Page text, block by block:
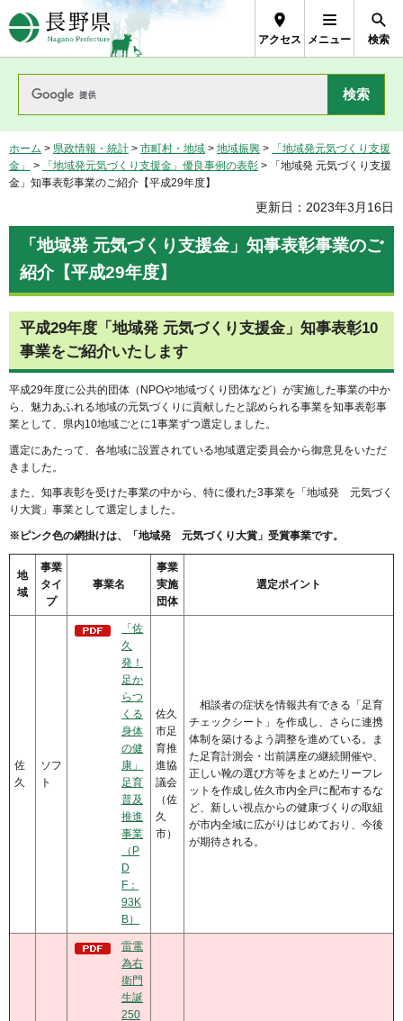
長野県Nagano Prefecture
アクセス メニュー 検索
ホーム > 県政情報・統計 > 市町村・地域 > 地域振興 >
「地域発元気づくり支援
金」
> 「地域発元気づくり支援金」優良事例の表彰 > 「地域発 元気づくり支援
金」知事表彰事業のご紹介【平成29年度】
更新日：2023年3月16日
「地域発 元気づくり支援金」知事表彰事業のご
紹介【平成29年度】
平成29年度「地域発 元気づくり支援金」知事表彰10
事業をご紹介いたします
平成29年度に公共的団体（NPOや地域づくり団体など）が実施した事業の中か
ら、魅力あふれる地域の元気づくりに貢献したと認められる事業を知事表彰事
業として、県内10地域ごとに1事業ずつ選定しました。
選定にあたって、各地域に設置されている地域選定委員会から御意見をいただ
きました。
また、知事表彰を受けた事業の中から、特に優れた3事業を「地域発 元気づく
り大賞」事業として選定しました。
※ピンク色の網掛けは、「地域発 元気づくり大賞」受賞事業です。
地
域
事業
タイ
プ
事業名
事業
実施
団体
選定ポイント
佐
久
ソフ
ト
「佐
久
発！
足か
らつ
くる
身体
の健
康」
足育
普及
推進
事業
（P
D
F：
93K
B）
佐久
市足
育推
進協
議会
（佐
久
市）
相談者の症状を情報共有できる「足育
チェックシート」を作成し、さらに連携
体制を築けるよう調整を進めている。ま
た足育計測会・出前講座の継続開催や、
正しい靴の選び方等をまとめたリーフレ
ットを作成し佐久市内全戸に配布するな
ど、新しい視点からの健康づくりの取組
が市内全域に広がりはじめており、今後
が期待される。
雷電
為右
衛門
生誕
250